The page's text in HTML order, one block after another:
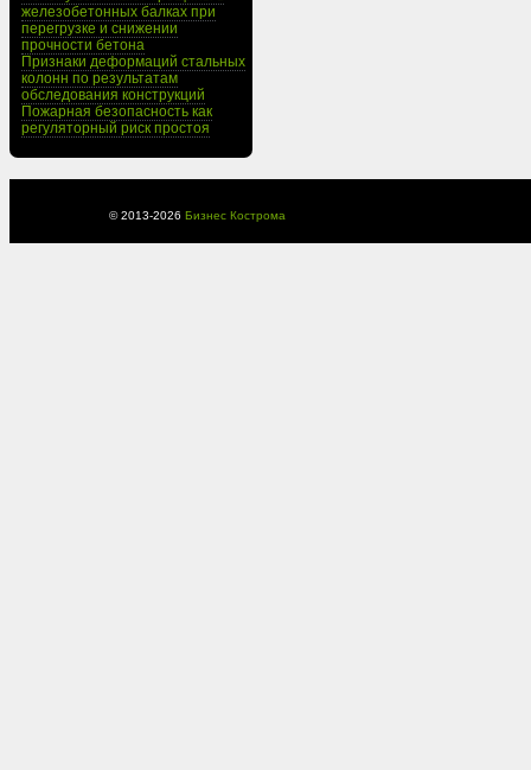
железобетонных балках при
перегрузке и снижении
прочности бетона
Признаки деформаций стальных
колонн по результатам
обследования конструкций
Пожарная безопасность как
регуляторный риск простоя
© 2013-2026 Бизнес Кострома